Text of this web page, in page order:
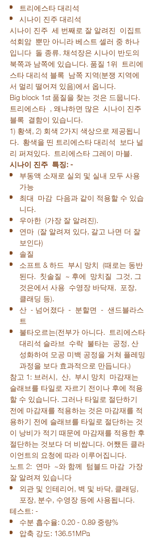
트리에스타 대리석
시나이 진주 대리석
시나이 진주 세 번째로 잘 알려진 이집트
석회암 뿐만 아니라 베스트 셀러 중 하나
입니다 돌 종류. 채석장은 시나이 반도의
북쪽과 남쪽에 있습니다. 품질 1위 트리에
스타 대리석 블록 남쪽 지역(분쟁 지역에
서 멀리 떨어져 있음)에서 옵니다.
Big block 1st 품질을 찾는 것은 드뭅니다.
트리에스타 , 왜냐하면 많은 시나이 진주
블록 결함이 있습니다.
1) 황색, 2) 회색 2가지 색상으로 제공됩니
다. 황색을 띤 트리에스타 대리석 보다 널
리 퍼져있다. 트리에스타 그레이 마블.
시나이 진주 특징: -
부동액 소재로 실외 및 실내 모두 사용
가능
최대 마감 다음과 같이 적용할 수 있습
니다.
우아한 (가장 잘 알려진).
연마 (잘 알려져 있다, 갈고 나면 더 잘
보인다)
솔질
소프트 & 하드 부시 망치 (때로는 동반
된다. 칫솔질 ~ 후에 망치질 그것, 그
것은에서 사용 수영장 바닥재, 포장,
클래딩 등).
산 - 넘어졌다 - 분할면 - 샌드블라스
트
불타오르는(전부가 아니다. 트리에스타
대리석 슬라브 수락 불타는 공정, 산
성화하여 모공 미백 공정을 거쳐 플레밍
과정을 보다 효과적으로 만듭니다.)
참고 1: 브러시, 산, 부시 망치 마감재는
슬래브를 타일로 자르기 전이나 후에 적용
할 수 있습니다. 그러나 타일로 절단하기
전에 마감재를 적용하는 것은 마감재를 적
용하기 전에 슬래브를 타일로 절단하는 것
이 낭비가 적기 때문에 마감재를 적용한 후
절단하는 것보다 더 비쌉니다. 어쨌든 클라
이언트의 요청에 따라 이루어집니다.
노트 2: 연마 ~와 함께 텀블드 마감 가장
잘 알려져 있습니다
외관 및 인테리어, 벽 및 바닥, 클래딩,
포장, 분수, 수영장 등에 사용됩니다.
테스트: -
수분 흡수율: 0.20 - 0.89 중량%
압축 강도: 136.51MPa